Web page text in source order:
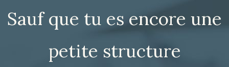
Sauf que tu es encore une
petite structure